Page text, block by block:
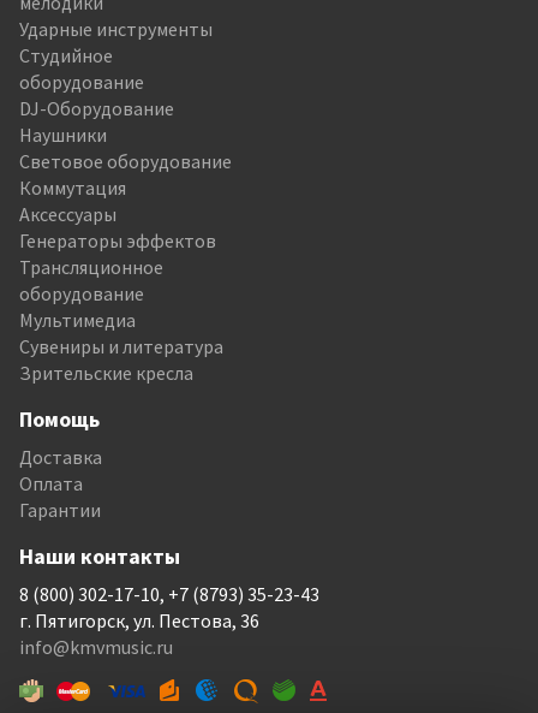
Ударные инструменты
Студийное
оборудование
DJ-Оборудование
Наушники
Световое оборудование
Коммутация
Аксессуары
Генераторы эффектов
Трансляционное
оборудование
Мультимедиа
Сувениры и литература
Зрительские кресла
Помощь
Доставка
Оплата
Гарантии
Наши контакты
8 (800) 302-17-10, +7 (8793) 35-23-43
г. Пятигорск, ул. Пестова, 36
info@kmvmusic.ru